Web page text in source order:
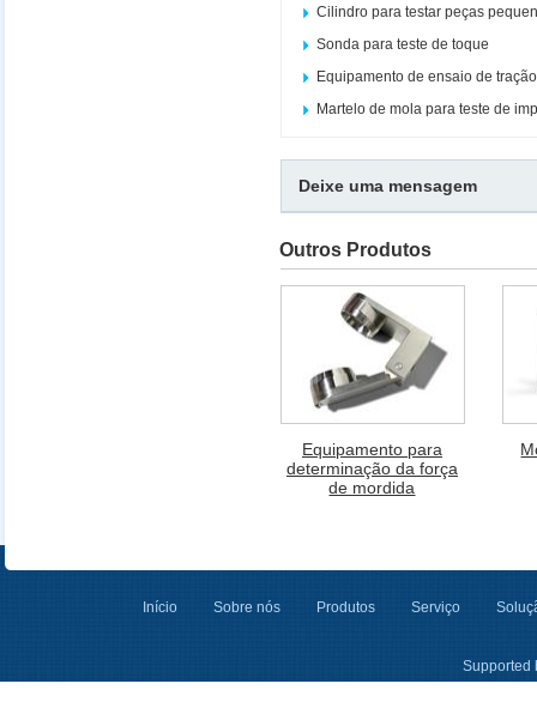
Cilindro para testar peças
Sonda para teste de toque
Equipamento de ensaio de tração
Martelo de mola para teste de
Deixe uma mensagem
Outros Produtos
Equipamento para
determinação da força
de mordida
Início Sobre nós Produtos Serviço
Supported